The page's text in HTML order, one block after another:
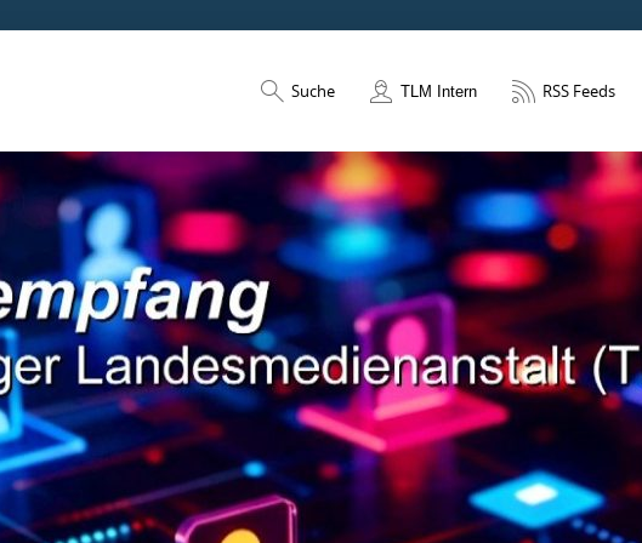
Suche TLM Intern RSS Feeds